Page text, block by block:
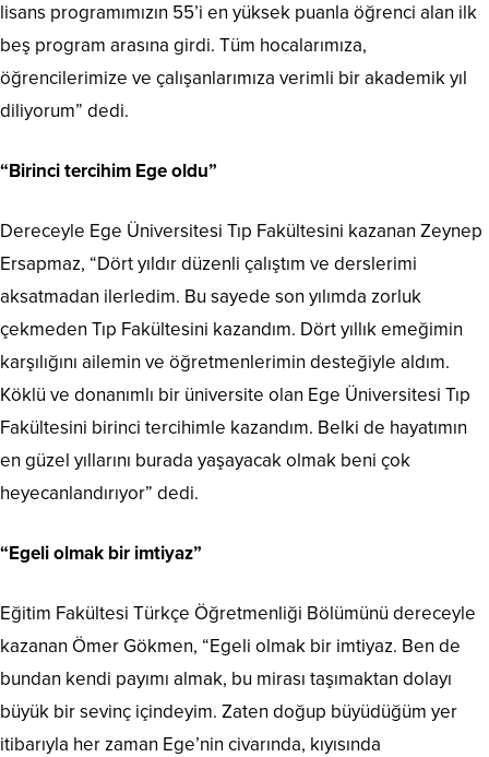
lisans programımızın 55’i en yüksek puanla öğrenci alan ilk
beş program arasına girdi. Tüm hocalarımıza,
öğrencilerimize ve çalışanlarımıza verimli bir akademik yıl
diliyorum” dedi.
“Birinci tercihim Ege oldu”
Dereceyle Ege Üniversitesi Tıp Fakültesini kazanan Zeynep
Ersapmaz, “Dört yıldır düzenli çalıştım ve derslerimi
aksatmadan ilerledim. Bu sayede son yılımda zorluk
çekmeden Tıp Fakültesini kazandım. Dört yıllık emeğimin
karşılığını ailemin ve öğretmenlerimin desteğiyle aldım.
Köklü ve donanımlı bir üniversite olan Ege Üniversitesi Tıp
Fakültesini birinci tercihimle kazandım. Belki de hayatımın
en güzel yıllarını burada yaşayacak olmak beni çok
heyecanlandırıyor” dedi.
“Egeli olmak bir imtiyaz”
Eğitim Fakültesi Türkçe Öğretmenliği Bölümünü dereceyle
kazanan Ömer Gökmen, “Egeli olmak bir imtiyaz. Ben de
bundan kendi payımı almak, bu mirası taşımaktan dolayı
büyük bir sevinç içindeyim. Zaten doğup büyüdüğüm yer
itibarıyla her zaman Ege’nin civarında, kıyısında